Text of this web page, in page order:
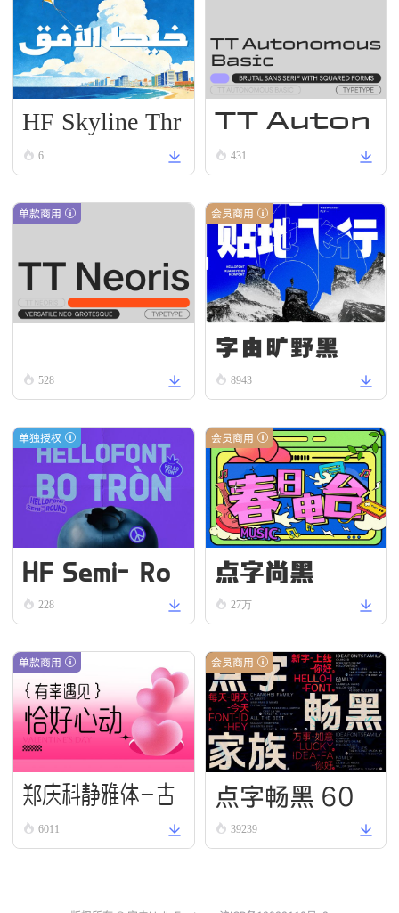
HF Skyline Thr
ead
6
TT Auton
omous R
egular
431
单款商用
528
会员商用
字由旷野黑
8943
单独授权
HF Semi-Ro
und VN Bold
228
会员商用
点字尚黑
27万
单款商用
郑庆科静雅体-古
朴版 Simple
6011
会员商用
点字畅黑 60
39239